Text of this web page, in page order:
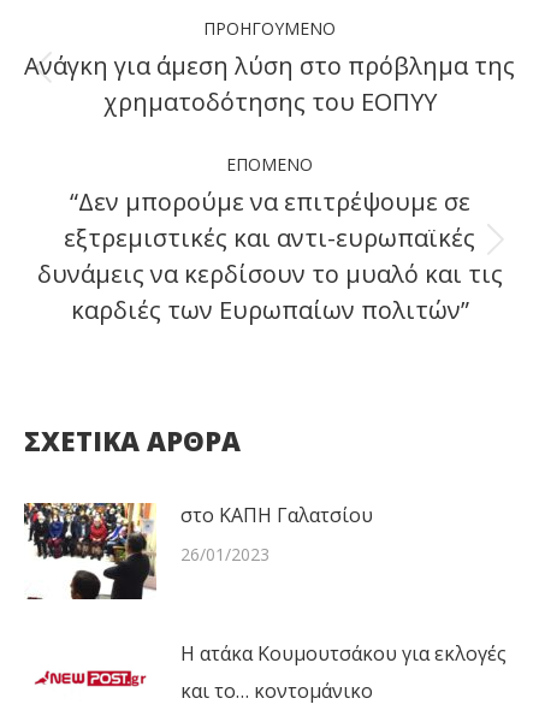
navigation
ΠΡΟΗΓΟΎΜΕΝΟ
Previous
post:
Ανάγκη για άμεση λύση στο πρόβλημα της
χρηματοδότησης του ΕΟΠΥΥ
ΕΠΌΜΕΝΟ
Next
“Δεν μπορούμε να επιτρέψουμε σε
εξτρεμιστικές και αντι-ευρωπαϊκές
δυνάμεις να κερδίσουν το μυαλό και τις
καρδιές των Ευρωπαίων πολιτών”
ΣΧΕΤΙΚΑ ΑΡΘΡΑ
στο ΚΑΠΗ Γαλατσίου
26/01/2023
Η ατάκα Κουμουτσάκου για εκλογές
και το… κοντομάνικο